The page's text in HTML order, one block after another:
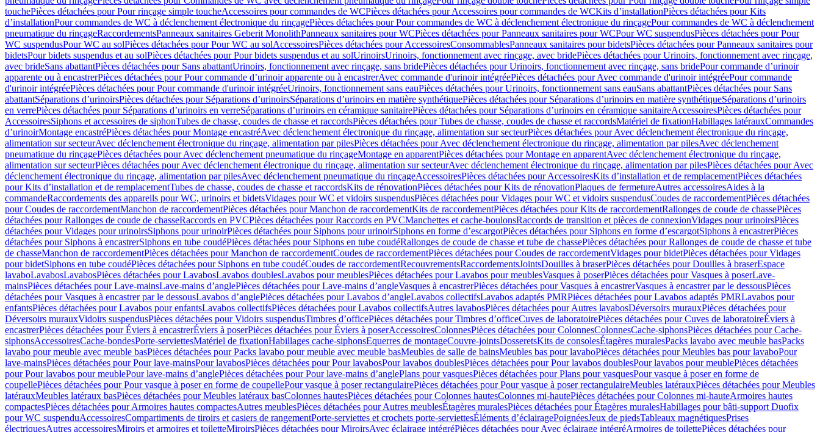
touchePièces détachées pour Pour rinçage simple toucheAccessoires pour commandes de WCPièces détachées pour Accessoires pour commandes de WCKits d’installationPièces détachées pour Kits
d’installationPour commandes de WC à déclenchement électronique du rinçagePièces détachées pour Pour commandes de WC à déclenchement électronique du rinçagePour commandes de WC à déclenchement
pneumatique du rinçageRaccordementsPanneaux sanitaires Geberit MonolithPanneaux sanitaires pour WCPièces détachées pour Panneaux sanitaires pour WCPour WC suspendusPièces détachées pour Pour
WC suspendusPour WC au solPièces détachées pour Pour WC au solAccessoiresPièces détachées pour AccessoiresConsommablesPanneaux sanitaires pour bidetsPièces détachées pour Panneaux sanitaires pour
bidetsPour bidets suspendus et au solPièces détachées pour Pour bidets suspendus et au solUrinoirsUrinoirs, fonctionnement avec rinçage, avec bridePièces détachées pour Urinoirs, fonctionnement avec rinçage,
avec brideSans abattantPièces détachées pour Sans abattantUrinoirs, fonctionnement avec rinçage, sans bridePièces détachées pour Urinoirs, fonctionnement avec rinçage, sans bridePour commande d’urinoir
apparente ou à encastrerPièces détachées pour Pour commande d’urinoir apparente ou à encastrerAvec commande d'urinoir intégréePièces détachées pour Avec commande d'urinoir intégréePour commande
d'urinoir intégréePièces détachées pour Pour commande d'urinoir intégréeUrinoirs, fonctionnement sans eauPièces détachées pour Urinoirs, fonctionnement sans eauSans abattantPièces détachées pour Sans
abattantSéparations d’urinoirsPièces détachées pour Séparations d’urinoirsSéparations d’urinoirs en matière synthétiquePièces détachées pour Séparations d’urinoirs en matière synthétiqueSéparations d’urinoirs
en verrePièces détachées pour Séparations d’urinoirs en verreSéparations d’urinoirs en céramique sanitairePièces détachées pour Séparations d’urinoirs en céramique sanitaireAccessoiresPièces détachées pour
AccessoiresSiphons et accessoires de siphonTubes de chasse, coudes de chasse et raccordsPièces détachées pour Tubes de chasse, coudes de chasse et raccordsMatériel de fixationHabillages latérauxCommandes
dʼurinoirMontage encastréPièces détachées pour Montage encastréAvec déclenchement électronique du rinçage, alimentation sur secteurPièces détachées pour Avec déclenchement électronique du rinçage,
alimentation sur secteurAvec déclenchement électronique du rinçage, alimentation par pilesPièces détachées pour Avec déclenchement électronique du rinçage, alimentation par pilesAvec déclenchement
pneumatique du rinçagePièces détachées pour Avec déclenchement pneumatique du rinçageMontage en apparentPièces détachées pour Montage en apparentAvec déclenchement électronique du rinçage,
alimentation sur secteurPièces détachées pour Avec déclenchement électronique du rinçage, alimentation sur secteurAvec déclenchement électronique du rinçage, alimentation par pilesPièces détachées pour Avec
déclenchement électronique du rinçage, alimentation par pilesAvec déclenchement pneumatique du rinçageAccessoiresPièces détachées pour AccessoiresKits d’installation et de remplacementPièces détachées
pour Kits d’installation et de remplacementTubes de chasse, coudes de chasse et raccordsKits de rénovationPièces détachées pour Kits de rénovationPlaques de fermetureAutres accessoiresAides à la
commandeRaccordements des appareils pour WC, urinoirs et bidetsVidages pour WC et vidoirs suspendusPièces détachées pour Vidages pour WC et vidoirs suspendusCoudes de raccordementPièces détachées
pour Coudes de raccordementManchon de raccordementPièces détachées pour Manchon de raccordementKits de raccordementPièces détachées pour Kits de raccordementRallonges de coude de chassePièces
détachées pour Rallonges de coude de chasseRaccords en PVCPièces détachées pour Raccords en PVCManchettes et cache-boulonsRaccords de transition et pièces de connexionVidages pour urinoirsPièces
détachées pour Vidages pour urinoirsSiphons pour urinoirPièces détachées pour Siphons pour urinoirSiphons en forme d’escargotPièces détachées pour Siphons en forme d’escargotSiphons à encastrerPièces
détachées pour Siphons à encastrerSiphons en tube coudéPièces détachées pour Siphons en tube coudéRallonges de coude de chasse et tube de chassePièces détachées pour Rallonges de coude de chasse et tube
de chasseManchon de raccordementPièces détachées pour Manchon de raccordementCoudes de raccordementPièces détachées pour Coudes de raccordementVidages pour bidetPièces détachées pour Vidages
pour bidetSiphons en tube coudéPièces détachées pour Siphons en tube coudéCoudes de raccordementRecouvrementsRaccordementsJointsDouilles à braserPièces détachées pour Douilles à braserEspace
lavaboLavabosLavabosPièces détachées pour LavabosLavabos doublesLavabos pour meublesPièces détachées pour Lavabos pour meublesVasques à poserPièces détachées pour Vasques à poserLave-
mainsPièces détachées pour Lave-mainsLave-mains d’anglePièces détachées pour Lave-mains d’angleVasques à encastrerPièces détachées pour Vasques à encastrerVasques à encastrer par le dessousPièces
détachées pour Vasques à encastrer par le dessousLavabos d’anglePièces détachées pour Lavabos d’angleLavabos collectifsLavabos adaptés PMRPièces détachées pour Lavabos adaptés PMRLavabos pour
enfantsPièces détachées pour Lavabos pour enfantsLavabos collectifsPièces détachées pour Lavabos collectifsAutres lavabosPièces détachées pour Autres lavabosDéversoirs murauxPièces détachées pour
Déversoirs murauxVidoirs suspendusPièces détachées pour Vidoirs suspendusTimbres dʼofficePièces détachées pour Timbres dʼofficeCuves de laboratoirePièces détachées pour Cuves de laboratoireÉviers à
encastrerPièces détachées pour Éviers à encastrerÉviers à poserPièces détachées pour Éviers à poserAccessoiresColonnesPièces détachées pour ColonnesColonnesCache-siphonsPièces détachées pour Cache-
siphonsAccessoiresCache-bondesPorte-serviettesMatériel de fixationHabillages cache-siphonsEquerres de montageCouvre-jointsDosseretsKits de consolesÉtagères muralesPacks lavabo avec meuble basPacks
lavabo pour meuble avec meuble basPièces détachées pour Packs lavabo pour meuble avec meuble basMeubles de salle de bainsMeubles bas pour lavaboPièces détachées pour Meubles bas pour lavaboPour
lave-mainsPièces détachées pour Pour lave-mainsPour lavabosPièces détachées pour Pour lavabosPour lavabos doublesPièces détachées pour Pour lavabos doublesPour lavabos pour meublePièces détachées
pour Pour lavabos pour meublePour lave-mains d’anglePièces détachées pour Pour lave-mains d’anglePlans pour vasquesPièces détachées pour Plans pour vasquesPour vasque à poser en forme de
coupellePièces détachées pour Pour vasque à poser en forme de coupellePour vasque à poser rectangulairePièces détachées pour Pour vasque à poser rectangulaireMeubles latérauxPièces détachées pour Meubles
latérauxMeubles latéraux basPièces détachées pour Meubles latéraux basColonnes hautesPièces détachées pour Colonnes hautesColonnes mi-hautePièces détachées pour Colonnes mi-hauteArmoires hautes
compactesPièces détachées pour Armoires hautes compactesAutres meublesPièces détachées pour Autres meublesÉtagères muralesPièces détachées pour Étagères muralesHabillages pour bâti-support Duofix
pour WC suspenduAccessoiresCompartiments de tiroirs et casiers de rangementPorte-serviettes et crochets porte-serviettesÉléments d’éclairagePoignéesJeux de piedsTableaux magnétiquesPrises
électriquesAutres accessoiresMiroirs et armoires et toiletteMiroirsPièces détachées pour MiroirsAvec éclairage intégréPièces détachées pour Avec éclairage intégréArmoires de toilettePièces détachées pour